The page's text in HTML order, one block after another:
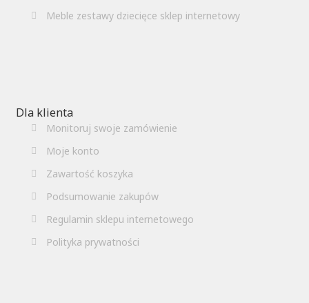
Meble zestawy dziecięce sklep internetowy
Dla klienta
Monitoruj swoje zamówienie
Moje konto
Zawartość koszyka
Podsumowanie zakupów
Regulamin sklepu internetowego
Polityka prywatności